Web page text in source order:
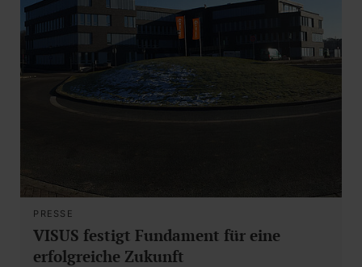
PRESSE
VISUS festigt Fundament für eine
erfolgreiche Zukunft